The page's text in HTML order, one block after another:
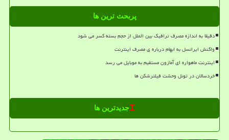
پربحث ترین ها
دقیقا به اندازه مصرف ترافیک بین الملل از حجم بسته کسر می شود
واکنش ایرانسل به ابهام درباره ی مصرف اینترنت
اینترنت ماهواره ای آمازون مستقیم به موبایل می رسد
خردسالان در تونل وحشت فیلترشکن ها
جدیدترین ها